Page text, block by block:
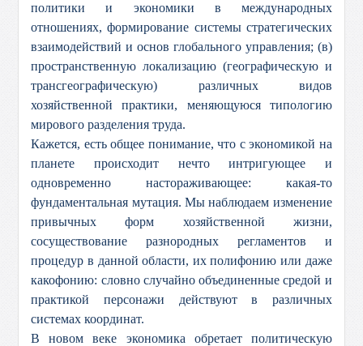
политики и экономики в международных
отношениях, формирование системы стратегических
взаимодействий и основ глобального управления; (в)
пространственную локализацию (географическую и
трансгеографическую) различных видов
хозяйственной практики, меняющуюся типологию
мирового разделения труда.
Кажется, есть общее понимание, что с экономикой на
планете происходит нечто интригующее и
одновременно настораживающее: какая-то
фундаментальная мутация. Мы наблюдаем изменение
привычных форм хозяйственной жизни,
сосуществование разнородных регламентов и
процедур в данной области, их полифонию или даже
какофонию: словно случайно объединенные средой и
практикой персонажи действуют в различных
системах координат.
В новом веке экономика обретает политическую